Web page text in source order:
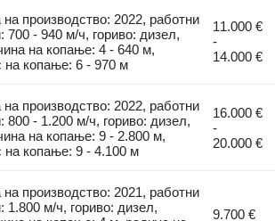
на производство: 2022, работни
700 - 940 м/ч, гориво: дизел,
на копање: 4 - 640 м,
на копање: 6 - 970 м
11.000 €
-
14.000 €
на производство: 2022, работни
800 - 1.200 м/ч, гориво: дизел,
на копање: 9 - 2.800 м,
на копање: 9 - 4.100 м
16.000 €
-
20.000 €
на производство: 2021, работни
1.800 м/ч, гориво: дизел,
9.700 €